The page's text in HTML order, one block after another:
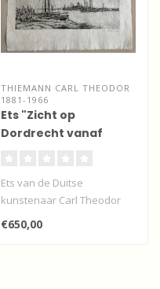
THIEMANN CARL THEODOR
1881-1966
Ets "Zicht op
Dordrecht vanaf
Ets van de Duitse
kunstenaar Carl Theodor
Dordrecht vanaf ..
€650,00